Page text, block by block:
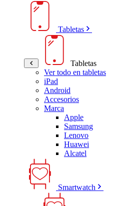
Tabletas
Tabletas
Ver todo en tabletas
iPad
Android
Accesorios
Marca
Apple
Samsung
Lenovo
Huawei
Alcatel
Smartwatch